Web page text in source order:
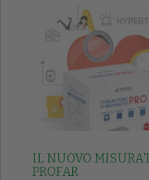
IL NUOVO
PROFAR